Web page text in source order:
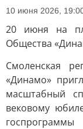
10 июня 2026,
20 июня на
Общества
Смоленская
«Динамо»
масштабный
вековому